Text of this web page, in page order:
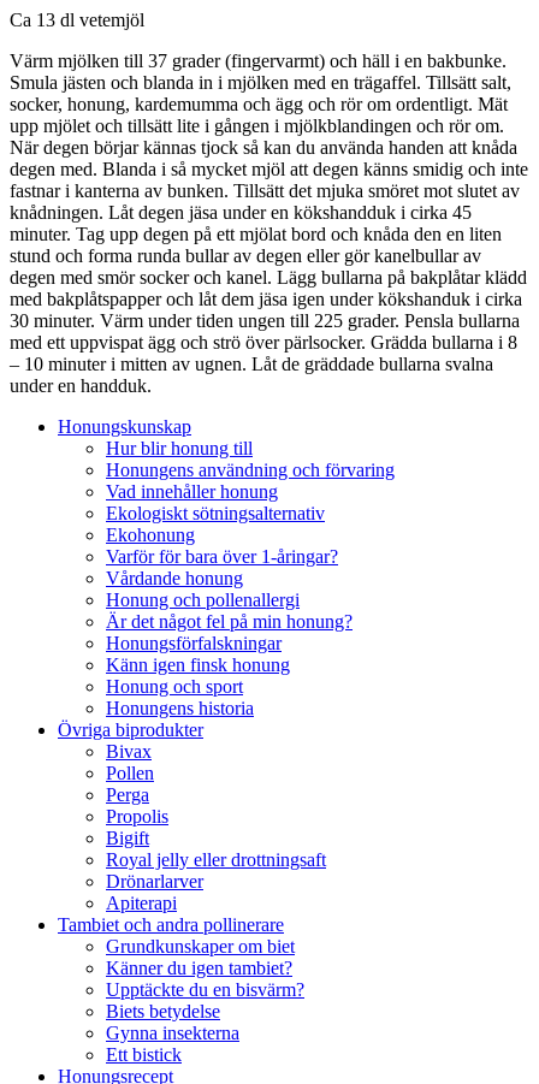
Ca 13 dl vetemjöl
Värm mjölken till 37 grader (fingervarmt) och häll i en bakbunke.
Smula jästen och blanda in i mjölken med en trägaffel. Tillsätt salt,
socker, honung, kardemumma och ägg och rör om ordentligt. Mät
upp mjölet och tillsätt lite i gången i mjölkblandingen och rör om.
När degen börjar kännas tjock så kan du använda handen att knåda
degen med. Blanda i så mycket mjöl att degen känns smidig och inte
fastnar i kanterna av bunken. Tillsätt det mjuka smöret mot slutet av
knådningen. Låt degen jäsa under en kökshandduk i cirka 45
minuter. Tag upp degen på ett mjölat bord och knåda den en liten
stund och forma runda bullar av degen eller gör kanelbullar av
degen med smör socker och kanel. Lägg bullarna på bakplåtar klädd
med bakplåtspapper och låt dem jäsa igen under kökshanduk i cirka
30 minuter. Värm under tiden ungen till 225 grader. Pensla bullarna
med ett uppvispat ägg och strö över pärlsocker. Grädda bullarna i 8
– 10 minuter i mitten av ugnen. Låt de gräddade bullarna svalna
under en handduk.
Honungskunskap
Hur blir honung till
Honungens användning och förvaring
Vad innehåller honung
Ekologiskt sötningsalternativ
Ekohonung
Varför för bara över 1-åringar?
Vårdande honung
Honung och pollenallergi
Är det något fel på min honung?
Honungsförfalskningar
Känn igen finsk honung
Honung och sport
Honungens historia
Övriga biprodukter
Bivax
Pollen
Perga
Propolis
Bigift
Royal jelly eller drottningsaft
Drönarlarver
Apiterapi
Tambiet och andra pollinerare
Grundkunskaper om biet
Känner du igen tambiet?
Upptäckte du en bisvärm?
Biets betydelse
Gynna insekterna
Ett bistick
Honungsrecept